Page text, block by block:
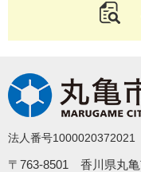
法人番号1000020372021
〒763-8501 香川県丸